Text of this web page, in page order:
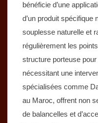
bénéficie d’une
d’un produit spécifique
souplesse naturelle et
régulièrement les
structure porteuse
nécessitant une
spécialisées comme
au Maroc, offrent non
de balancelles et